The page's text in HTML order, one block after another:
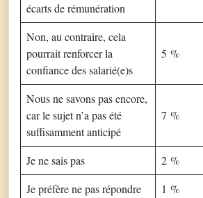
écarts de rémunération
Non, au contraire, cela
pourrait renforcer la
confiance des salarié(e)s
5 %
Nous ne savons pas encore,
car le sujet n’a pas été
suffisamment anticipé
7 %
Je ne sais pas
2 %
Je préfère ne pas répondre
1 %